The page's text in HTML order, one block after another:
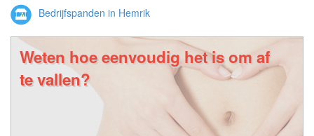
Bedrijfspanden in Hemrik
Weten hoe eenvoudig het is om af
te vallen?